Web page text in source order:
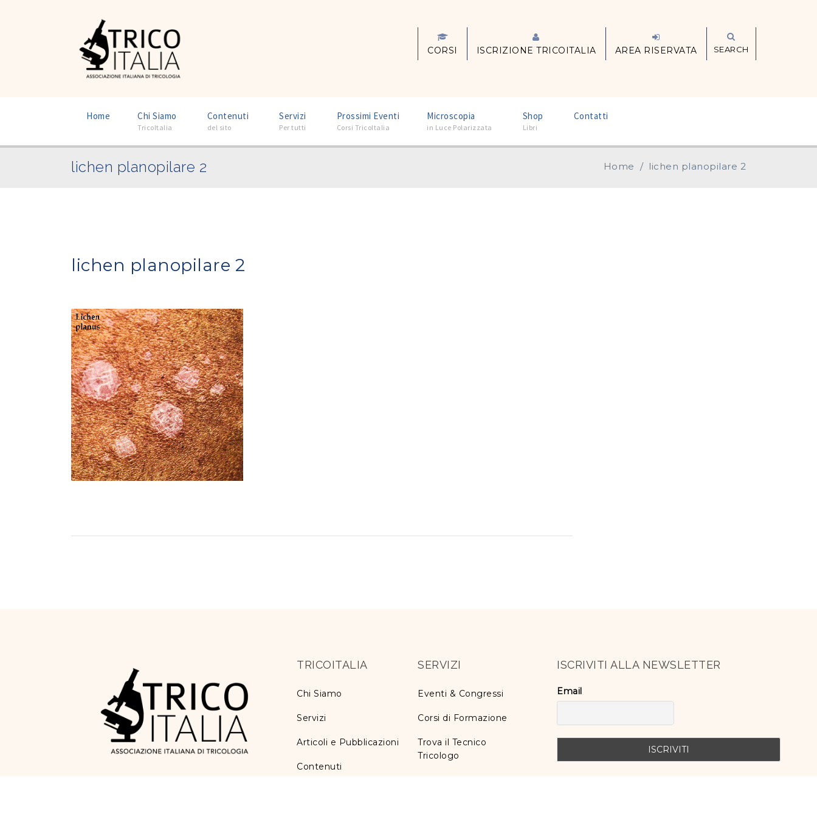
CORSI ISCRIZIONE TRICOITALIA AREA RISERVATA SEARCH
Home Chi Siamo
TricoItalia
Contenuti
del sito
Servizi
Per tutti
Prossimi Eventi
Corsi TricoItalia
Microscopia
in Luce Polarizzata
Shop
Libri
Contatti
lichen planopilare 2 Home / lichen planopilare 2
lichen planopilare 2
TRICOITALIA
Chi Siamo
Servizi
Articoli e Pubblicazioni
Contenuti
SERVIZI
Eventi & Congressi
Corsi di Formazione
Trova il Tecnico
Tricologo
ISCRIVITI ALLA NEWSLETTER
Email